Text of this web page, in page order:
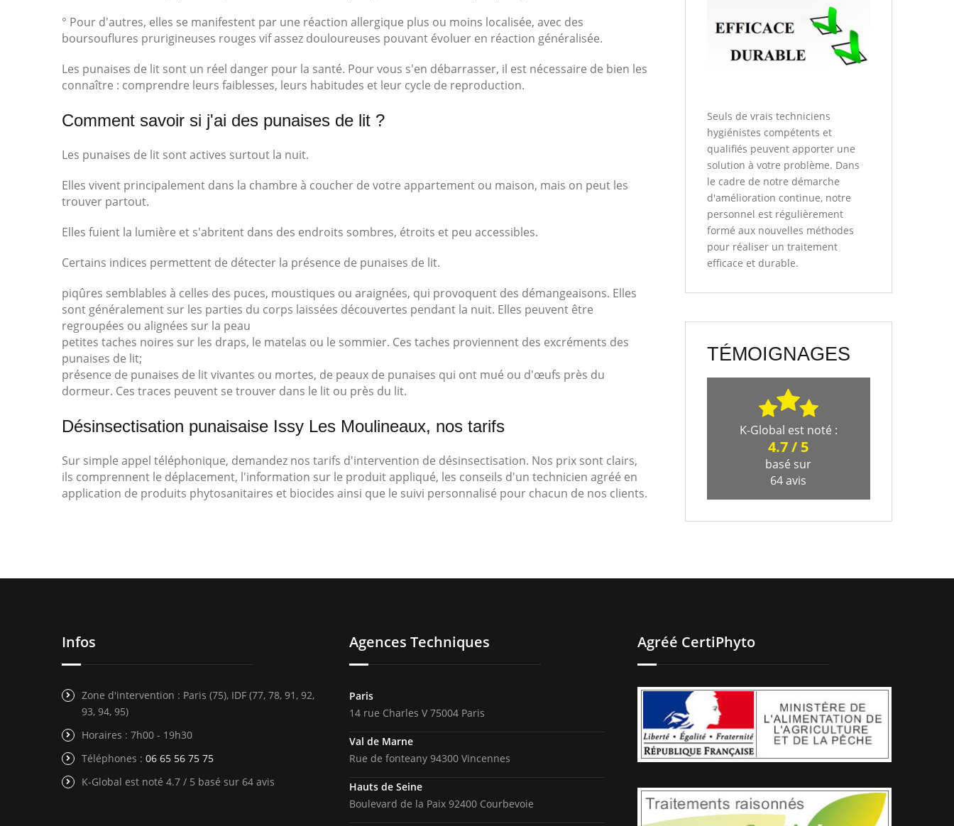
° Pour d'autres, elles se manifestent par une réaction allergique plus ou moins localisée, avec des
boursouflures prurigineuses rouges vif assez douloureuses pouvant évoluer en réaction généralisée.
Les punaises de lit sont un réel danger pour la santé. Pour vous s'en débarrasser, il est nécessaire de bien les
connaître : comprendre leurs faiblesses, leurs habitudes et leur cycle de reproduction.
Comment savoir si j'ai des punaises de lit ?
Les punaises de lit sont actives surtout la nuit.
Elles vivent principalement dans la chambre à coucher de votre appartement ou maison, mais on peut les
trouver partout.
Elles fuient la lumière et s'abritent dans des endroits sombres, étroits et peu accessibles.
Certains indices permettent de détecter la présence de punaises de lit.
piqûres semblables à celles des puces, moustiques ou araignées, qui provoquent des démangeaisons. Elles
sont généralement sur les parties du corps laissées découvertes pendant la nuit. Elles peuvent être
regroupées ou alignées sur la peau
petites taches noires sur les draps, le matelas ou le sommier. Ces taches proviennent des excréments des
punaises de lit;
présence de punaises de lit vivantes ou mortes, de peaux de punaises qui ont mué ou d'œufs près du
dormeur. Ces traces peuvent se trouver dans le lit ou près du lit.
Désinsectisation punaisaise Issy Les Moulineaux, nos tarifs
Sur simple appel téléphonique, demandez nos tarifs d'intervention de désinsectisation. Nos prix sont clairs,
ils comprennent le déplacement, l'information sur le produit appliqué, les conseils d'un technicien agréé en
application de produits phytosanitaires et biocides ainsi que le suivi personnalisé pour chacun de nos clients.
Seuls de vrais techniciens
hygiénistes compétents et
qualifiés peuvent apporter une
solution à votre problème. Dans
le cadre de notre démarche
d'amélioration continue, notre
personnel est régulièrement
formé aux nouvelles méthodes
pour réaliser un traitement
efficace et durable.
TÉMOIGNAGES
K-Global est noté :
4.7/ 5
basé sur
64avis
Infos
Zone d'intervention : Paris (75), IDF (77, 78, 91, 92,
93, 94, 95)
Horaires : 7h00 - 19h30
Téléphones : 06 65 56 75 75
K-Global est noté 4.7 / 5 basé sur 64 avis
Agences Techniques
Paris
14 rue Charles V 75004 Paris
Val de Marne
Rue de fonteany 94300 Vincennes
Hauts de Seine
Boulevard de la Paix 92400 Courbevoie
Agréé CertiPhyto